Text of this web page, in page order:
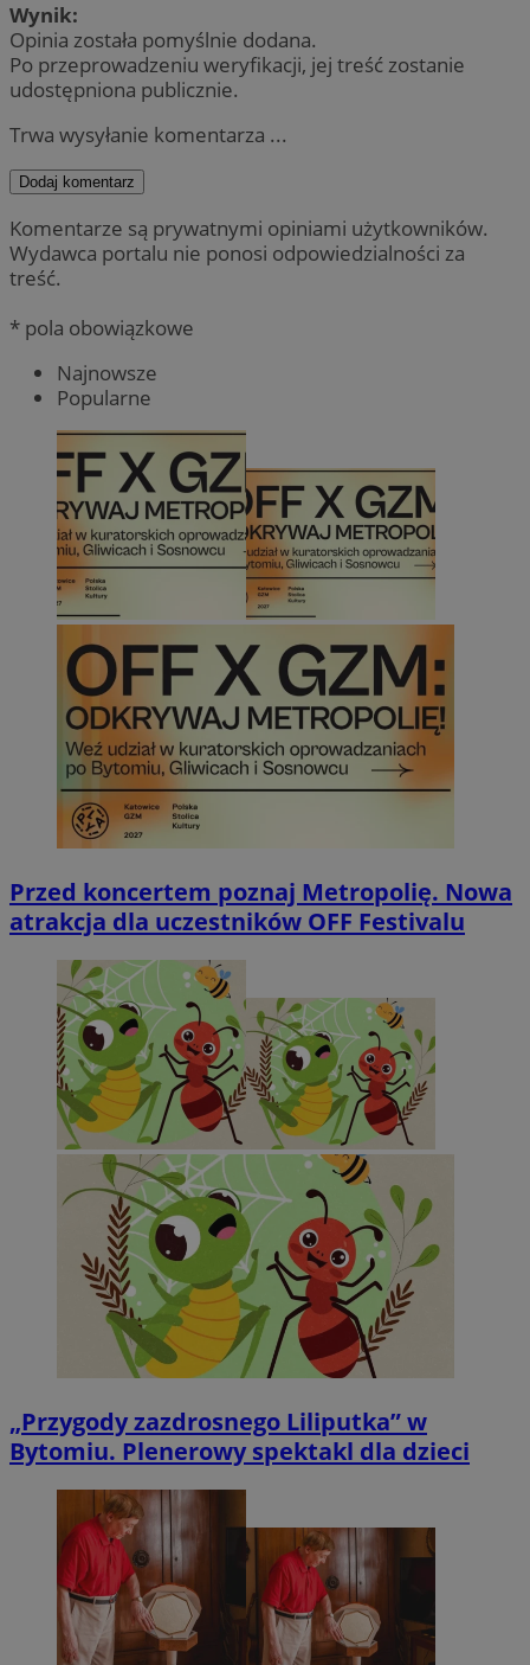
Wynik:
Opinia została pomyślnie dodana.
Po przeprowadzeniu weryfikacji, jej treść zostanie
udostępniona publicznie.
Trwa wysyłanie komentarza ...
Dodaj komentarz
Komentarze są prywatnymi opiniami użytkowników.
Wydawca portalu nie ponosi odpowiedzialności za
treść.
* pola obowiązkowe
Najnowsze
Popularne
Przed koncertem poznaj Metropolię. Nowa
atrakcja dla uczestników OFF Festivalu
„Przygody zazdrosnego Liliputka” w
Bytomiu. Plenerowy spektakl dla dzieci